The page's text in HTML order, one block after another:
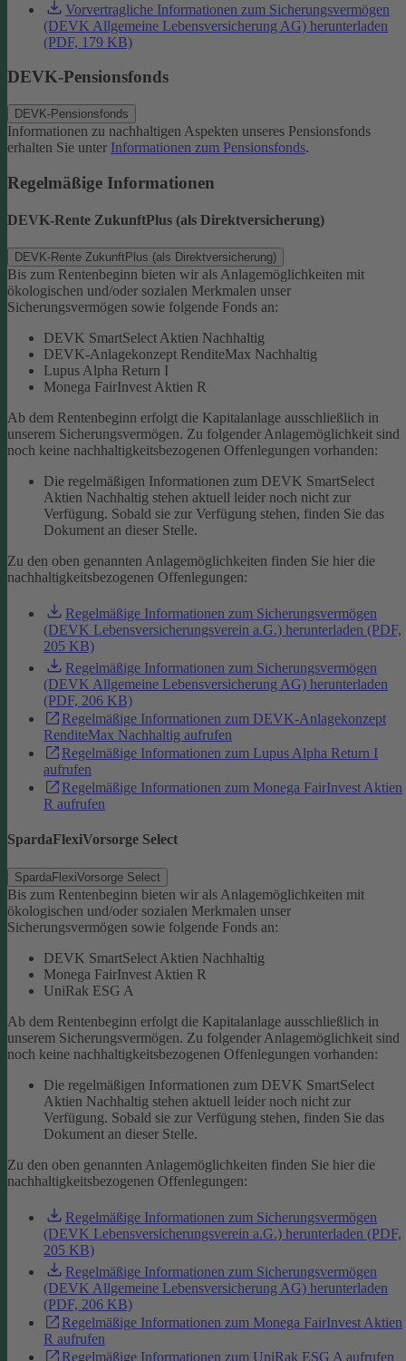
Vorvertragliche Informationen zum Sicherungsvermögen
(DEVK Allgemeine Lebensversicherung AG) herunterladen
(PDF, 179 KB)
DEVK-Pensionsfonds
DEVK-Pensionsfonds
Informationen zu nachhaltigen Aspekten unseres Pensionsfonds
erhalten Sie unter Informationen zum Pensionsfonds.
Regelmäßige Informationen
DEVK-Rente ZukunftPlus (als Direktversicherung)
DEVK-Rente ZukunftPlus (als Direktversicherung)
Bis zum Rentenbeginn bieten wir als Anlagemöglichkeiten mit
ökologischen und/oder sozialen Merkmalen unser
Sicherungsvermögen sowie folgende Fonds an:
DEVK SmartSelect Aktien Nachhaltig
DEVK-Anlagekonzept RenditeMax Nachhaltig
Lupus Alpha Return I
Monega FairInvest Aktien R
Ab dem Rentenbeginn erfolgt die Kapitalanlage ausschließlich in
unserem Sicherungsvermögen. Zu folgender Anlagemöglichkeit sind
noch keine nachhaltigkeitsbezogenen Offenlegungen vorhanden:
Die regelmäßigen Informationen zum DEVK SmartSelect
Aktien Nachhaltig stehen aktuell leider noch nicht zur
Verfügung. Sobald sie zur Verfügung stehen, finden Sie das
Dokument an dieser Stelle.
Zu den oben genannten Anlagemöglichkeiten finden Sie hier die
nachhaltigkeitsbezogenen Offenlegungen:
Regelmäßige Informationen zum Sicherungsvermögen
(DEVK Lebensversicherungsverein a.G.) herunterladen (PDF,
205 KB)
Regelmäßige Informationen zum Sicherungsvermögen
(DEVK Allgemeine Lebensversicherung AG) herunterladen
(PDF, 206 KB)
Regelmäßige Informationen zum DEVK-Anlagekonzept
RenditeMax Nachhaltig aufrufen
Regelmäßige Informationen zum Lupus Alpha Return I
aufrufen
Regelmäßige Informationen zum Monega FairInvest Aktien
R aufrufen
SpardaFlexiVorsorge Select
SpardaFlexiVorsorge Select
Bis zum Rentenbeginn bieten wir als Anlagemöglichkeiten mit
ökologischen und/oder sozialen Merkmalen unser
Sicherungsvermögen sowie folgende Fonds an:
DEVK SmartSelect Aktien Nachhaltig
Monega FairInvest Aktien R
UniRak ESG A
Ab dem Rentenbeginn erfolgt die Kapitalanlage ausschließlich in
unserem Sicherungsvermögen. Zu folgender Anlagemöglichkeit sind
noch keine nachhaltigkeitsbezogenen Offenlegungen vorhanden:
Die regelmäßigen Informationen zum DEVK SmartSelect
Aktien Nachhaltig stehen aktuell leider noch nicht zur
Verfügung. Sobald sie zur Verfügung stehen, finden Sie das
Dokument an dieser Stelle.
Zu den oben genannten Anlagemöglichkeiten finden Sie hier die
nachhaltigkeitsbezogenen Offenlegungen:
Regelmäßige Informationen zum Sicherungsvermögen
(DEVK Lebensversicherungsverein a.G.) herunterladen (PDF,
205 KB)
Regelmäßige Informationen zum Sicherungsvermögen
(DEVK Allgemeine Lebensversicherung AG) herunterladen
(PDF, 206 KB)
Regelmäßige Informationen zum Monega FairInvest Aktien
R aufrufen
Regelmäßige Informationen zum UniRak ESG A aufrufen